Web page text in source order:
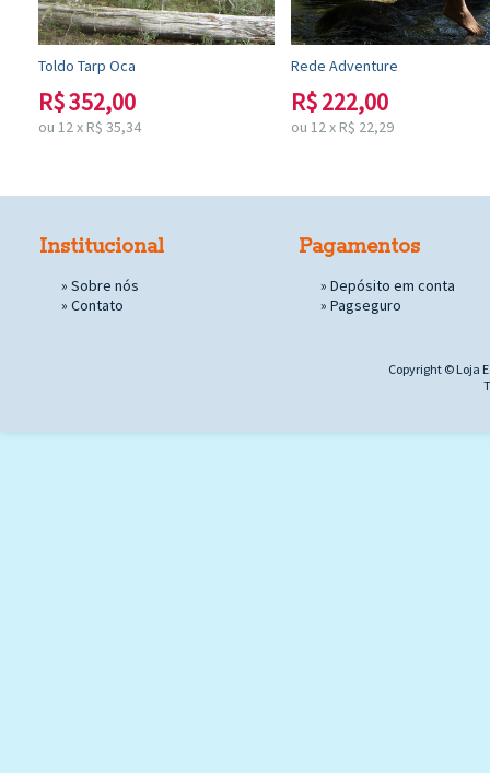
Toldo Tarp Oca
R$352,00
ou 12x R$ 35,34
Rede Adventure
R$222,00
ou 12x R$ 22,29
Institucional
» Sobre nós
» Contato
Pagamentos
» Depósito em conta
» Pagseguro
Copyright © Loja